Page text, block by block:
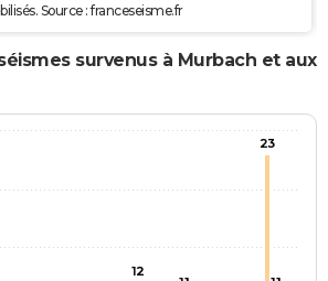
Source : franceseisme.fr
survenus à Murbach et aux
12
23